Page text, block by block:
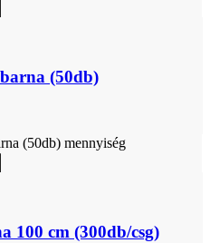
barna (50db)
(50db) mennyiség
100 cm (300db/csg)